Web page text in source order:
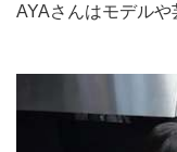
AYAさんはモデルや